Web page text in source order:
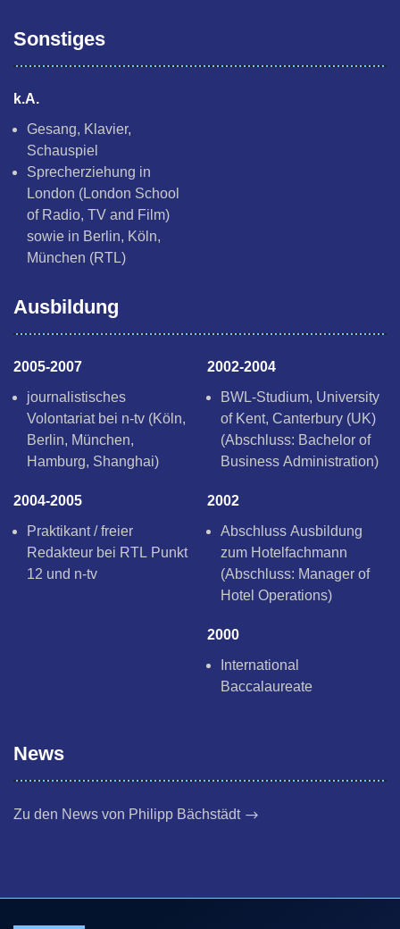
Sonstiges
k.A.
Gesang, Klavier,
Schauspiel
Sprecherziehung in
London (London School
of Radio, TV and Film)
sowie in Berlin, Köln,
München (RTL)
Ausbildung
2005-2007
journalistisches
Volontariat bei n-tv (Köln,
Berlin, München,
Hamburg, Shanghai)
2004-2005
Praktikant / freier
Redakteur bei RTL Punkt
12 und n-tv
2002-2004
BWL-Studium, University
of Kent, Canterbury (UK)
(Abschluss: Bachelor of
Business Administration)
2002
Abschluss Ausbildung
zum Hotelfachmann
(Abschluss: Manager of
Hotel Operations)
2000
International
Baccalaureate
News
Zu den News von Philipp Bächstädt